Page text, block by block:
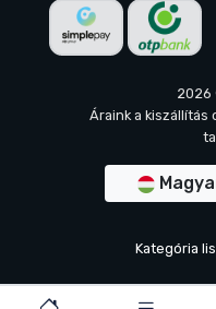
2026
Áraink a kiszállítás
Kategória